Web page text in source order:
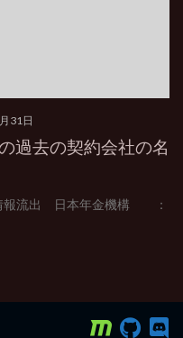
31日
過去の契約会社の名
報流出 日本年金機構 ：